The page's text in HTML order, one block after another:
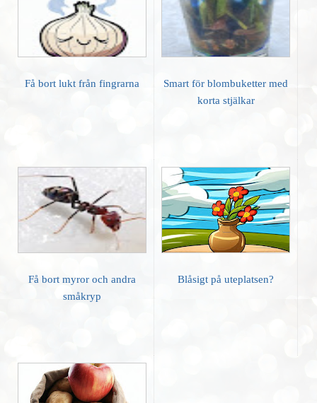
Få bort lukt från fingrarna
Smart för blombuketter med
korta stjälkar
Få bort myror och andra
småkryp
Blåsigt på uteplatsen?